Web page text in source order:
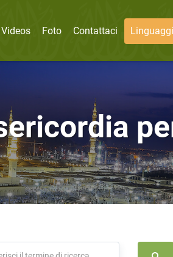
Videos Foto Contattaci